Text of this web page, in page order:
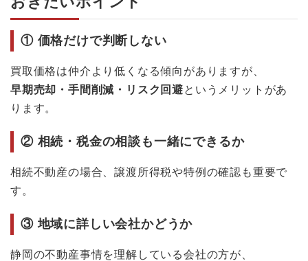
① 価格だけで判断しない
買取価格は仲介より低くなる傾向がありますが、
早期売却・手間削減・リスク回避というメリットがあ
ります。
② 相続・税金の相談も一緒にできるか
相続不動産の場合、譲渡所得税や特例の確認も重要で
す。
③ 地域に詳しい会社かどうか
静岡の不動産事情を理解している会社の方が、